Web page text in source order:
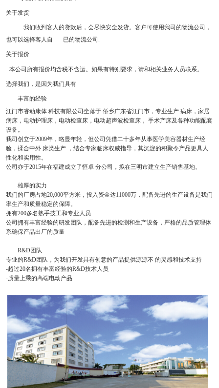
关于发货
我们收到客人的货款后，会尽快安全发货。客户可使用我司的物流公司，
也可以选择客人自
已的物流公司.
关于报价
本公司所有报价均含税不含运。如果有特别要求，请和相关业务人员联系。
选择我们，是因为我们具有
丰富的经验
江门市睿动康体 科技有限公司坐落于 侨乡广东省江门市，专业生产 病床，家居
病床，电动护理床，电动检查床，电动超声波检查床， 手术产床及各种功能配套
设备。
我司创立于2009年，略显年轻，但公司凭借二十多年从事医学美容器材生产经
验，揉合中外 床类生产 ，结合专家临床权威指导，其沉淀的积聚令产品更具人
性化和实用性。
公司亦于2015年在福建成立了恒卓 分公司，拟在三明市建立生产销售基地。
雄厚的实力
我们的厂房占地20,000平方米，投入资金达11000万，配备先进的生产设备是我们
率生产和质量稳定的保障。
拥有200多名熟手技工和专业人员
公司拥有丰富经验的研发团队，配备先进的检测和生产设备，严格的品质管理体
系确保产品出厂的质量
R&D团队
专业的R&D团队，为我们开发具有创意的产品提供源源不 的灵感和技术支持
-超过20名拥有丰富经验的R&D技术人员
-质量上乘的高端电动产品